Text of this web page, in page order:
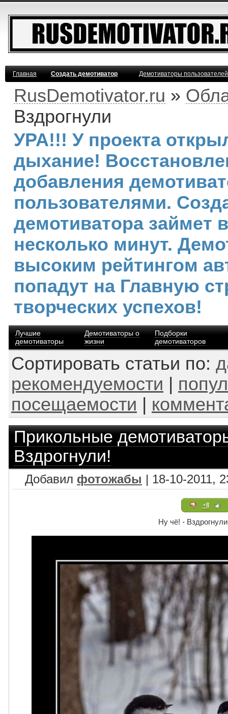
Главная Создать демотиватор Демотиваторы
RusDemotivator.ru »
Вздрогнули
УРА!!! У проекта
дыхание!
добавления
пользователями.
демотиватора займет
несколько минут.
высоким рейтингом
попадут на Главную
творческих успехов!
Лучшие
демотиваторы
Демотиваторы о
жизни
Подборки
демотиваторов
Сортировать статьи по:
рекомендуемости
посещаемости
Прикольные
Вздрогнули!
Добавил фотожабы | 18-10-2011,
+8
Ну чё! -